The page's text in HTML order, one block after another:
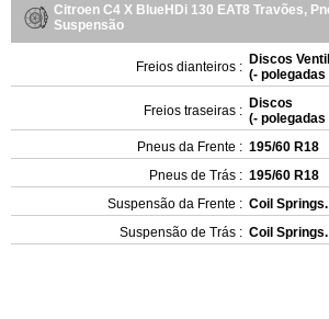
Citroen C4 X BlueHDi 130 EAT8 Travões,
Suspensão
Freios dianteiros : Discos
(- polegadas
Freios traseiras : Discos
(- polegadas
Pneus da Frente : 195/60 R18
Pneus de Trás : 195/60 R18
Suspensão da Frente : Coil Springs.
Suspensão de Trás : Coil Springs.